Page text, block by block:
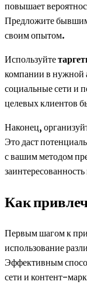
повышает
Предложите бывшим
своим опытом.
Используйте
компании в нужной
социальные сети и
целевых клиентов
Наконец,
Это даст
с вашим методом
Как
Первым шагом к
использование
Эффективным
сети и контент-